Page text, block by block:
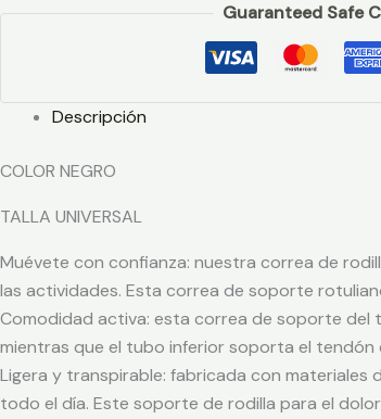
Guaranteed Safe
Descripción
COLOR NEGRO
TALLA UNIVERSAL
Muévete con confianza: nuestra correa de
las actividades. Esta correa de soporte
Comodidad activa: esta correa de soporte del
mientras que el tubo inferior soporta el
Ligera y transpirable: fabricada con
todo el día. Este soporte de rodilla para el